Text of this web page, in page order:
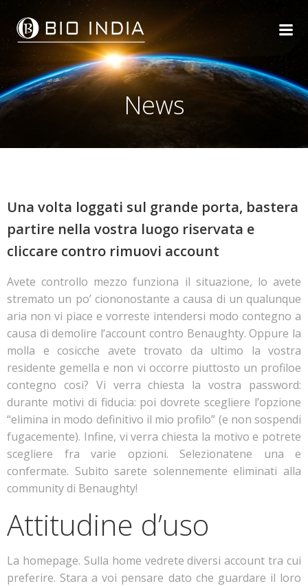
Skip
to
content
News
Una volta loggati sul grande porta, bastera
partire nella vostra luogo riservata e
cliccare contro rimuovi account
Avete controllo mezzo funziona il situazione, lo avete
stremato un po’ ciononostante a causa di un qualunque
aria non vi piace e vorreste intendersi modo contegno a
causa di demolire l’account contro Benaughty. Oppure la
molla e cosicche avete trovato da ultimo la vostra
residente gemella e non vi occorre piuttosto un profiloe
contegno cosi? Vi verra chiesta la vostra password:
durante motivi di fiducia: poi dovrete scegliere l’opzione
“elimina in modo definitivo il mio profilo” (e non sospendi
fugacemente). Infine, vi verra chiesta la motivo e potrete
scegliere fra varie opzioni. Selezionatene una e
confermate. Subito sarete solennemente eliminati alla
community di Benaughty!
Attitudine d’uso
La homepage. Sulla home vedrete diversi account tra cui
preferire. Stara a voi pensare dato che guardare il loro